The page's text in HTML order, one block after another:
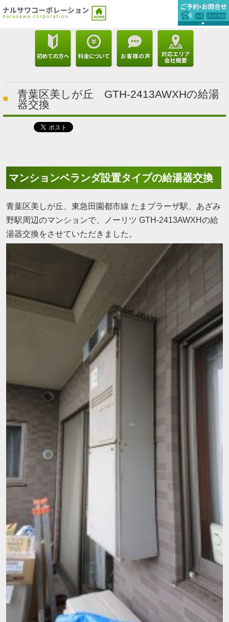
青葉区美しが丘 GTH-2413AWXHの給湯
器交換
マンションベランダ設置タイプの給湯器交換
青葉区美しが丘、東急田園都市線 たまプラーザ駅、あざみ
野駅周辺のマンションで、ノーリツ GTH-2413AWXHの給
湯器交換をさせていただきました。